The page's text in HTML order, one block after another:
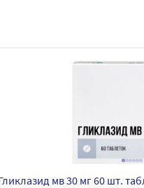
мв 30 мг 60 шт.